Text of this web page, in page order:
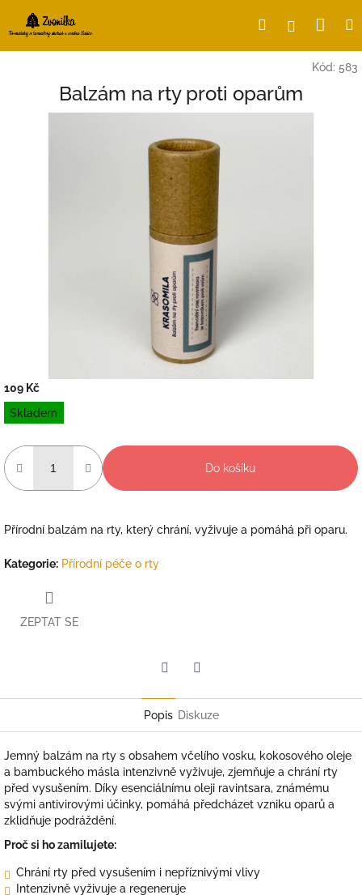
obsah
HledatPřihlášení
Kód: 583
Balzám na rty proti oparům
109 Kč
Měrná
cena:
Skladem
Do košíku
Přírodní balzám na rty, který chrání, vyživuje a pomáhá při oparu.
Kategorie: Přírodní péče o rty
ZEPTAT SE
Popis Diskuze
Jemný balzám na rty s obsahem včelího vosku, kokosového oleje
a bambuckého másla intenzivně vyživuje, zjemňuje a chrání rty
před vysušením. Díky esenciálnímu oleji ravintsara, známému
svými antivirovými účinky, pomáhá předcházet vzniku oparů a
zklidňuje podráždění.
Proč si ho zamilujete:
Chrání rty před vysušením i nepříznivými vlivy
Intenzivně vyživuje a regeneruje